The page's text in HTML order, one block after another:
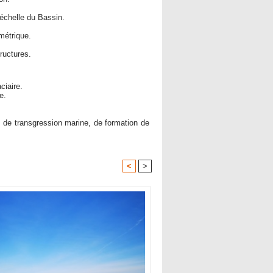
du Bassin.
transgression marine, de formation de
< >